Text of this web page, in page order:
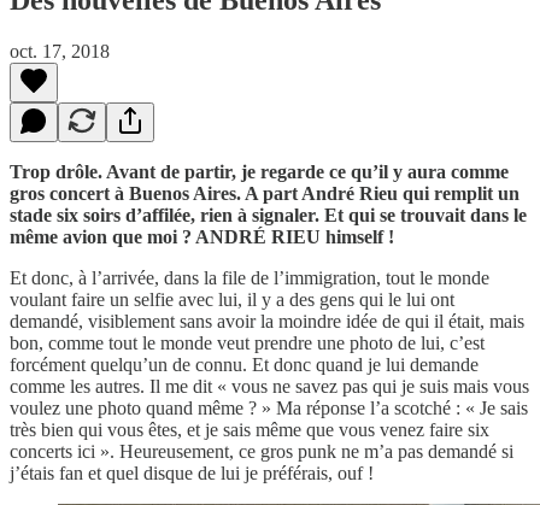
oct. 17, 2018
Trop drôle. Avant de partir, je regarde ce qu’il y aura comme
gros concert à Buenos Aires. A part André Rieu qui remplit un
stade six soirs d’affilée, rien à signaler. Et qui se trouvait dans le
même avion que moi ? ANDRÉ RIEU himself !
Et donc, à l’arrivée, dans la file de l’immigration, tout le monde
voulant faire un selfie avec lui, il y a des gens qui le lui ont
demandé, visiblement sans avoir la moindre idée de qui il était, mais
bon, comme tout le monde veut prendre une photo de lui, c’est
forcément quelqu’un de connu. Et donc quand je lui demande
comme les autres. Il me dit « vous ne savez pas qui je suis mais vous
voulez une photo quand même ? » Ma réponse l’a scotché : « Je sais
très bien qui vous êtes, et je sais même que vous venez faire six
concerts ici ». Heureusement, ce gros punk ne m’a pas demandé si
j’étais fan et quel disque de lui je préférais, ouf !